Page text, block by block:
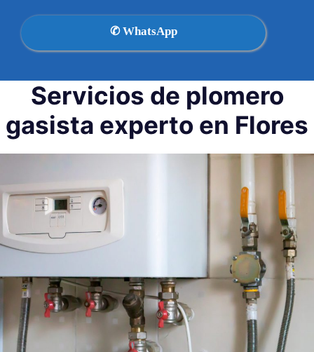
✆ WhatsApp
Servicios de plomero
gasista experto en Flores